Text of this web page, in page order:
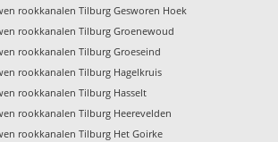
rookkanalen Tilburg Gesworen Hoek
rookkanalen Tilburg Groenewoud
rookkanalen Tilburg Groeseind
rookkanalen Tilburg Hagelkruis
rookkanalen Tilburg Hasselt
rookkanalen Tilburg Heerevelden
rookkanalen Tilburg Het Goirke